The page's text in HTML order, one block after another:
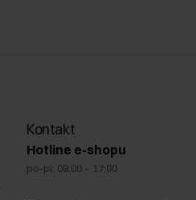
Kontakt
Hotline e-shopu
po-pi: 09:00 – 17:00